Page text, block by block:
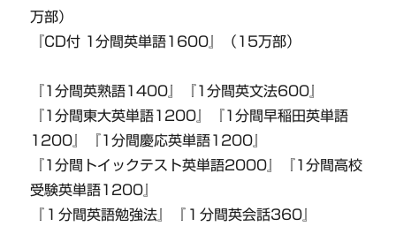
万部）
『CD付 1分間英単語1600』（15万部）
『1分間英熟語1400』『1分間英文法600』
『1分間東大英単語1200』『1分間早稲田英単語
1200』『1分間慶応英単語1200』
『1分間トイックテスト英単語2000』『1分間高校
受験英単語1200』
『１分間英語勉強法』『１分間英会話360』